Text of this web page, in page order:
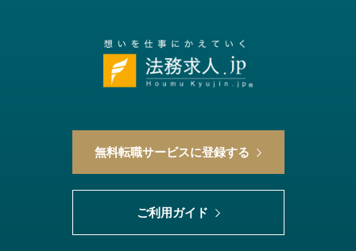
無料転職サービスに登録する
ご利用ガイド